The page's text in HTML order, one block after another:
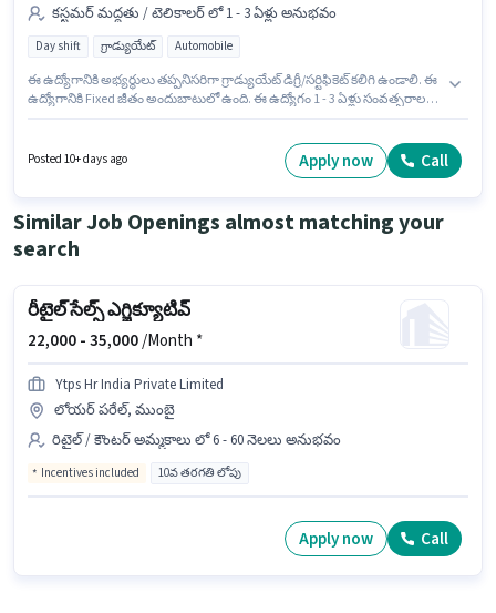
కస్టమర్ మద్దతు / టెలికాలర్ లో 1 - 3 ఏళ్లు అనుభవం
Day shift గ్రాడ్యుయేట్ Automobile
ఈ ఉద్యోగానికి అభ్యర్థులు తప్పనిసరిగా గ్రాడ్యుయేట్ డిగ్రీ/సర్టిఫికెట్ కలిగి ఉండాలి. ఈ
ఉద్యోగానికి Fixed జీతం అందుబాటులో ఉంది. ఈ ఉద్యోగం 1 - 3 ఏళ్లు సంవత్సరాల
Full Time ప్రాతిపదికపై, DAY shift మరియు వారానికి 6 days working ఉన్నాయి.
Rising Stars కస్టమర్ మద్దతు / టెలికాలర్ విభాగంలో కస్టమర్ కేర్ ఎగ్జిక్యూటివ్
Posted 10+ days ago Apply now Call
Similar Job Openings almost matching your
search
రీటైల్ సేల్స్ ఎగ్జిక్యూటివ్
22,000 -35,000/Month *
Ytps Hr India Private Limited
లోయర్ పరేల్, ముంబై
రిటైల్ / కౌంటర్ అమ్మకాలు లో 6 - 60 నెలలు అనుభవం
Incentives included 10వ తరగతి లోపు
Apply now Call